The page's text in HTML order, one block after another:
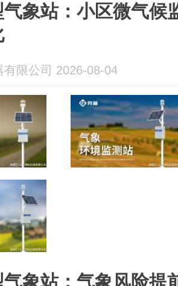
象站：小区微气候
有限公司 2026-08-04
象站：气象风险提